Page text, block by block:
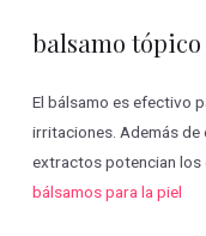
balsamo tópico
El bálsamo es efectivo
irritaciones. Además
extractos potencian los
bálsamos para la piel